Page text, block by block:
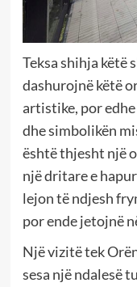
Teksa shihja këtë
dashurojnë këtë
artistike, por
dhe simbolikën
është thjesht një
një dritare e
lejon të ndjesh
por ende jetojnë
Një vizitë tek
sesa një ndalesë